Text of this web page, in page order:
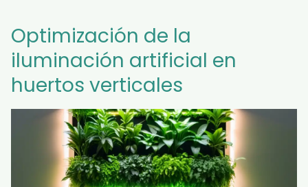
Optimización de la
iluminación artificial en
huertos verticales